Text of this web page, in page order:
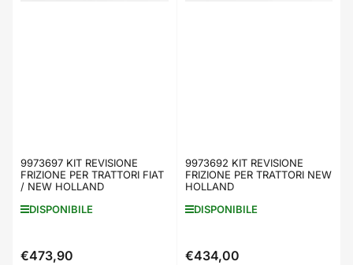
9973697 KIT REVISIONE
FRIZIONE PER TRATTORI FIAT
/ NEW HOLLAND
DISPONIBILE
Prezzo
€473,90
9973692 KIT REVISIONE
FRIZIONE PER TRATTORI NEW
HOLLAND
DISPONIBILE
Prezzo
€434,00